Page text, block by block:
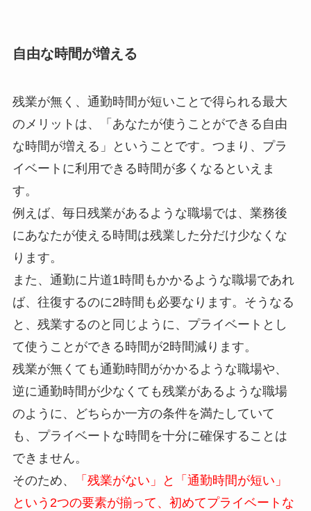
自由な時間が増える
残業が無く、通勤時間が短いことで得られる最大
のメリットは、「あなたが使うことができる自由
な時間が増える」ということです。つまり、プラ
イベートに利用できる時間が多くなるといえま
す。
例えば、毎日残業があるような職場では、業務後
にあなたが使える時間は残業した分だけ少なくな
ります。
また、通勤に片道1時間もかかるような職場であれ
ば、往復するのに2時間も必要なります。そうなる
と、残業するのと同じように、プライベートとし
て使うことができる時間が2時間減ります。
残業が無くても通勤時間がかかるような職場や、
逆に通勤時間が少なくても残業があるような職場
のように、どちらか一方の条件を満たしていて
も、プライベートな時間を十分に確保することは
できません。
そのため、
「残業がない」と「通勤時間が短い」
という2つの要素が揃って、初めてプライベートな